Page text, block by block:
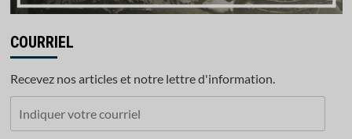
COURRIEL
Recevez nos articles et notre lettre d'information.